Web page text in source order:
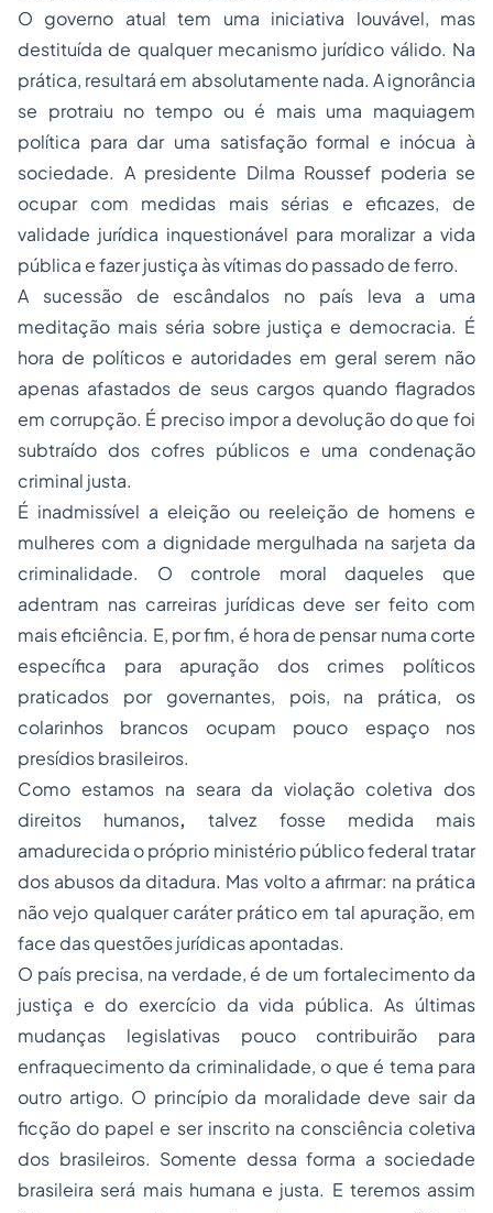
O governo atual tem uma iniciativa louvável, mas
destituída de qualquer mecanismo jurídico válido. Na
prática, resultará em absolutamente nada. A ignorância
se protraiu no tempo ou é mais uma maquiagem
política para dar uma satisfação formal e inócua à
sociedade. A presidente Dilma Roussef poderia se
ocupar com medidas mais sérias e eficazes, de
validade jurídica inquestionável para moralizar a vida
pública e fazer justiça às vítimas do passado de ferro.
A sucessão de escândalos no país leva a uma
meditação mais séria sobre justiça e democracia. É
hora de políticos e autoridades em geral serem não
apenas afastados de seus cargos quando flagrados
em corrupção. É preciso impor a devolução do que foi
subtraído dos cofres públicos e uma condenação
criminal justa.
É inadmissível a eleição ou reeleição de homens e
mulheres com a dignidade mergulhada na sarjeta da
criminalidade. O controle moral daqueles que
adentram nas carreiras jurídicas deve ser feito com
mais eficiência. E, por fim, é hora de pensar numa corte
específica para apuração dos crimes políticos
praticados por governantes, pois, na prática, os
colarinhos brancos ocupam pouco espaço nos
presídios brasileiros.
Como estamos na seara da violação coletiva dos
direitos humanos,talvez fosse medida mais
amadurecida o próprio ministério público federal tratar
dos abusos da ditadura. Mas volto a afirmar: na prática
não vejo qualquer caráter prático em tal apuração, em
face das questões jurídicas apontadas.
O país precisa, na verdade, é de um fortalecimento da
justiça e do exercício da vida pública. As últimas
mudanças legislativas pouco contribuirão para
enfraquecimento da criminalidade, o que é tema para
outro artigo. O princípio da moralidade deve sair da
ficção do papel e ser inscrito na consciência coletiva
dos brasileiros. Somente dessa forma a sociedade
brasileira será mais humana e justa. E teremos assim